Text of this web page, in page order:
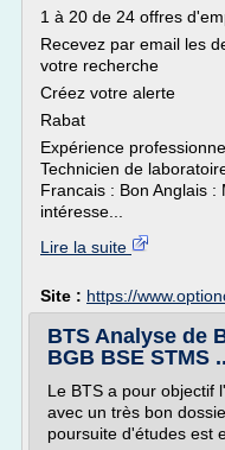
1 à 20 de 24 offres
Recevez par email les
votre recherche
Créez votre alerte
Rabat
Expérience
Technicien de
Francais : Bon Anglais
intéresse...
Lire la suite
Site : https://
BTS Analyse de
BGB BSE STMS
Le BTS a pour objectif
avec un très bon
poursuite d'études est